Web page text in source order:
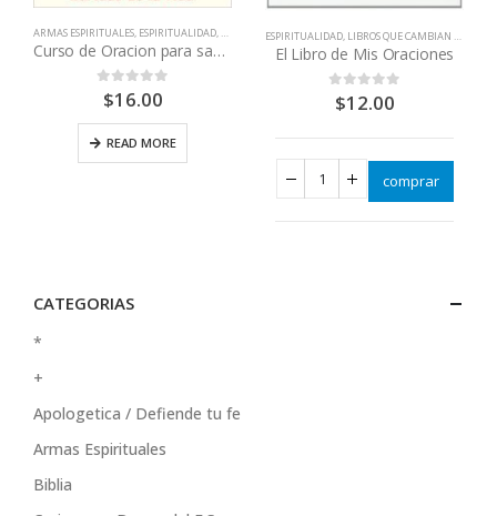
ARMAS ESPIRITUALES, ESPIRITUALIDAD, LIBROS QUE CAMBIAN VIDAS,SANACIÓN FÍSICA E INTERIOR
Curso de Oracion para sanar las heridas de la vida
out of 5
$16.00
READ MORE
ESPIRITUALIDAD, LIBROS QUE CAMBIAN VIDAS
El Libro de Mis Oraciones
out of 5
$12.00
comprar
CATEGORIAS
*
+
Apologetica / Defiende tu fe
Armas Espirituales
Biblia